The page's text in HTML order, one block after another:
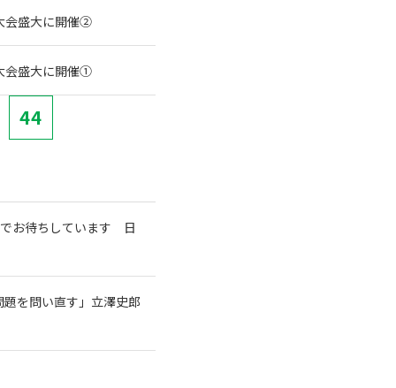
会盛大に開催②
会盛大に開催①
44
でお待ちしています 日
を問い直す」立澤史郎